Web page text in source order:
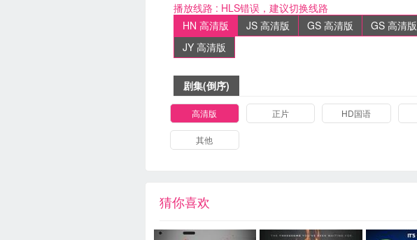
播放线路 : HLS错误，建议切换线路
HN 高清版
JS 高清版 GS 高清版 GS 高清版
JY 高清版
剧集(倒序)
高清版 正片 HD国语
其他
猜你喜欢